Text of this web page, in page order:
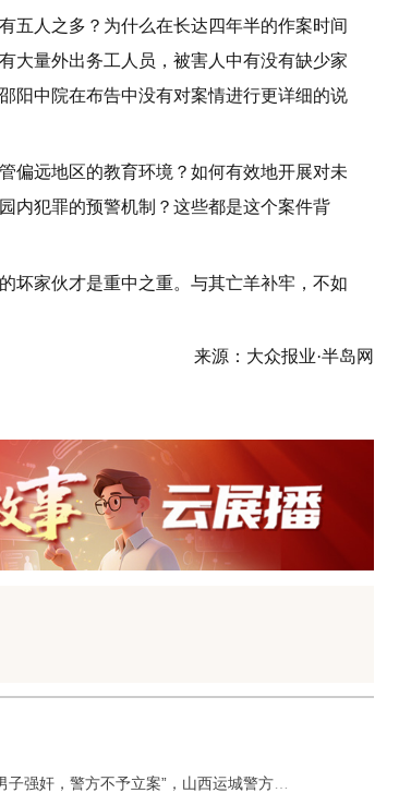
五人之多？为什么在长达四年半的作案时间
大量外出务工人员，被害人中有没有缺少家
阳中院在布告中没有对案情进行更详细的说
偏远地区的教育环境？如何有效地开展对未
内犯罪的预警机制？这些都是这个案件背
坏家伙才是重中之重。与其亡羊补牢，不如
来源：大众报业·半岛网
“13岁女孩称遭男子强奸，警方不予立案”，山西运城警方深夜通报